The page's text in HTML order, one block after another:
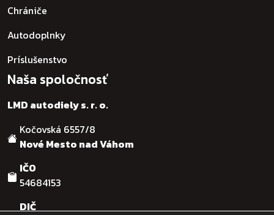
Chrániče
Autodoplnky
Príslušenstvo
Naša spoločnosť
LMD autodiely s. r. o.
Kočovská 6557/8
Nové Mesto nad Váhom
IČO
54684153
DIČ